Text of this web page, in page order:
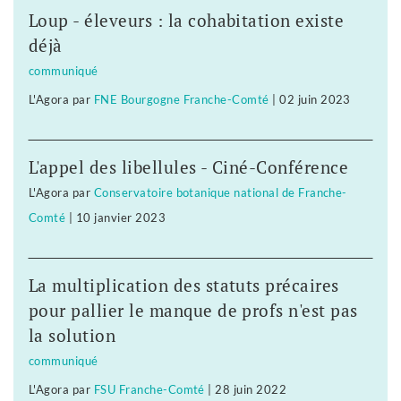
Loup - éleveurs : la cohabitation existe
déjà
communiqué
L'Agora par FNE Bourgogne Franche-Comté |02 juin 2023
L'appel des libellules - Ciné-Conférence
L'Agora par Conservatoire botanique national de Franche-
Comté
10 janvier 2023
La multiplication des statuts précaires
pour pallier le manque de profs n'est pas
la solution
communiqué
L'Agora par FSU Franche-Comté 28 juin 2022